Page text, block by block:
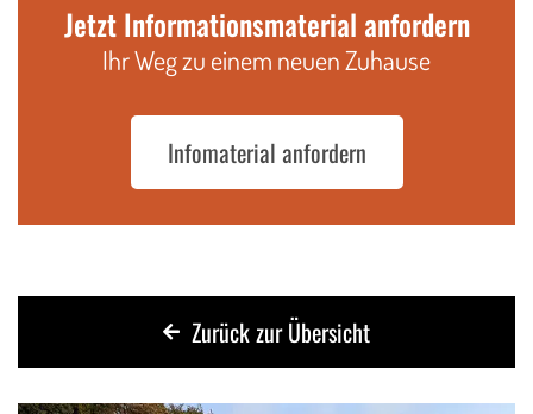
Jetzt Informationsmaterial anfordern
Ihr Weg zu einem neuen Zuhause
Infomaterial anfordern
Zurück zur Übersicht